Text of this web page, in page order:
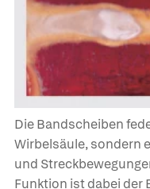
Die Bandscheiben
Wirbelsäule, sondern
und
Funktion ist dabei der